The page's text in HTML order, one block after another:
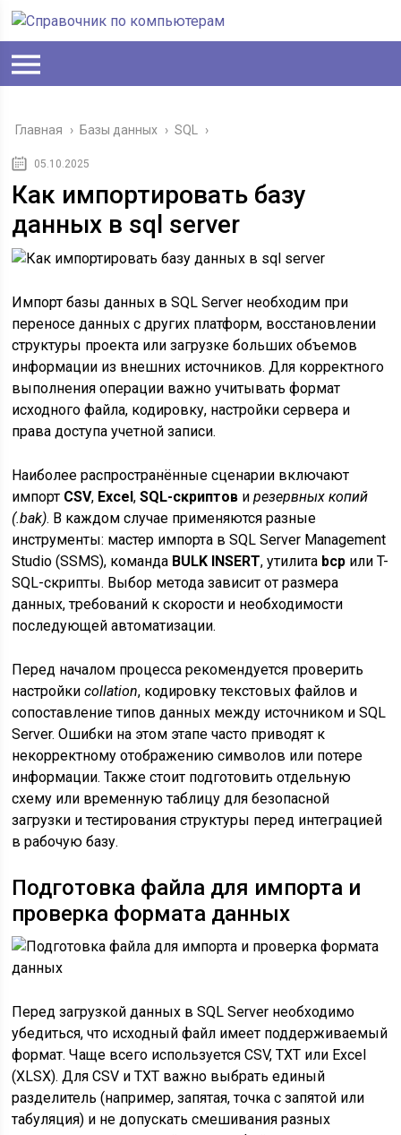
Главная › Базы данных › SQL ›
05.10.2025
Как импортировать базу
данных в sql server
Импорт базы данных в SQL Server необходим при
переносе данных с других платформ, восстановлении
структуры проекта или загрузке больших объемов
информации из внешних источников. Для корректного
выполнения операции важно учитывать формат
исходного файла, кодировку, настройки сервера и
права доступа учетной записи.
Наиболее распространённые сценарии включают
импорт CSV, Excel,SQL-скриптов ирезервных копий
(.bak). В каждом случае применяются разные
инструменты: мастер импорта в SQL Server Management
Studio (SSMS), команда BULK INSERT, утилита bcp или T-
SQL-скрипты. Выбор метода зависит от размера
данных, требований к скорости и необходимости
последующей автоматизации.
Перед началом процесса рекомендуется проверить
настройкиcollation, кодировку текстовых файлов и
сопоставление типов данных между источником и SQL
Server. Ошибки на этом этапе часто приводят к
некорректному отображению символов или потере
информации. Также стоит подготовить отдельную
схему или временную таблицу для безопасной
загрузки и тестирования структуры перед интеграцией
в рабочую базу.
Подготовка файла для импорта и
проверка формата данных
Перед загрузкой данных в SQL Server необходимо
убедиться, что исходный файл имеет поддерживаемый
формат. Чаще всего используется CSV, TXT или Excel
(XLSX). Для CSV и TXT важно выбрать единый
разделитель (например, запятая, точка с запятой или
табуляция) и не допускать смешивания разных